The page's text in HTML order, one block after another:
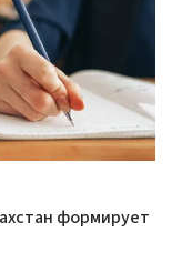
формирует